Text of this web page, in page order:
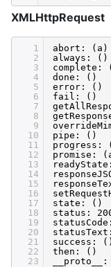
XMLHttpRequest
1
2
3
4
5
6
7
8
9
10
11
12
13
14
15
16
17
18
19
20
21
22
23
abort: (a)
always: ()
complete:
done: ()
error: ()
fail: ()
pipe: ()
progress:
promise:
state: ()
status:
success: ()
then: ()